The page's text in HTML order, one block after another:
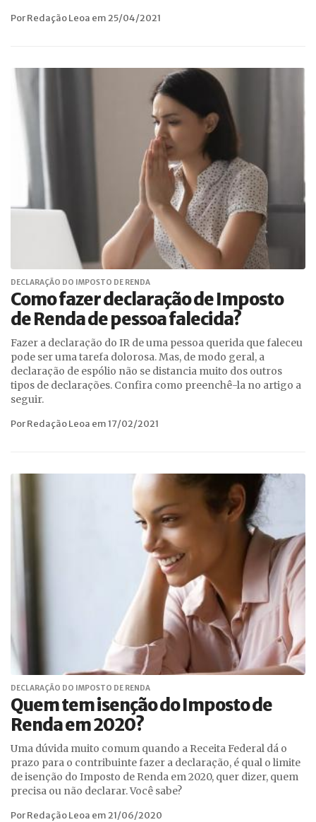
Por Redação Leoa em 25/04/2021
DECLARAÇÃO DO IMPOSTO DE RENDA
Como fazer declaração de Imposto
de Renda de pessoa falecida?
Fazer a declaração do IR de uma pessoa querida que faleceu
pode ser uma tarefa dolorosa. Mas, de modo geral, a
declaração de espólio não se distancia muito dos outros
tipos de declarações. Confira como preenchê-la no artigo a
seguir.
Por Redação Leoa em 17/02/2021
DECLARAÇÃO DO IMPOSTO DE RENDA
Quem tem isenção do Imposto de
Renda em 2020?
Uma dúvida muito comum quando a Receita Federal dá o
prazo para o contribuinte fazer a declaração, é qual o limite
de isenção do Imposto de Renda em 2020, quer dizer, quem
precisa ou não declarar. Você sabe?
Por Redação Leoa em 21/06/2020